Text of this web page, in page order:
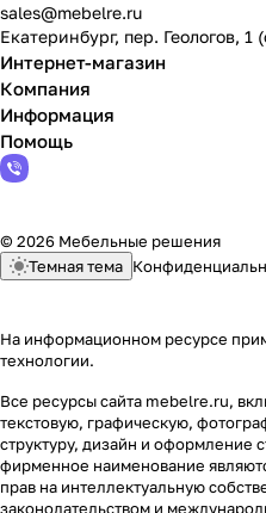
sales@mebelre.ru
Екатеринбург, пер. Геологов, 1
Интернет-магазин
Компания
Информация
Помощь
© 2026 Мебельные решения
Темная тема
На информационном ресурсе
технологии.
Все ресурсы сайта mebelre.ru,
текстовую, графическую,
структуру, дизайн и оформление
фирменное наименование
прав на интеллектуальную
законодательством и